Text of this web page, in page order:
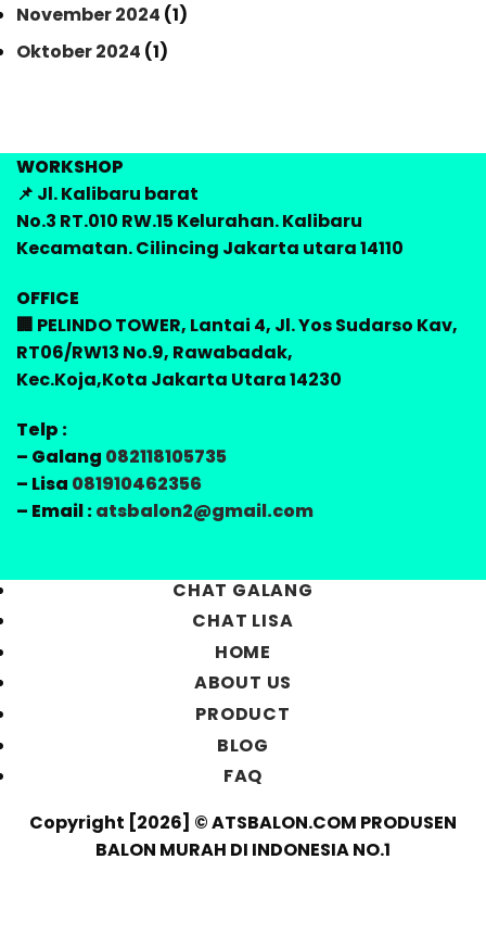
November 2024 (1)
Oktober 2024 (1)
WORKSHOP
📌 Jl. Kalibaru barat
No.3 RT.010 RW.15 Kelurahan. Kalibaru
Kecamatan. Cilincing Jakarta utara 14110
OFFICE
🏢 PELINDO TOWER, Lantai 4, Jl. Yos Sudarso Kav,
RT06/RW13 No.9, Rawabadak,
Kec.Koja,Kota Jakarta Utara 14230
Telp :
– Galang 082118105735
– Lisa 081910462356
– Email :atsbalon2@gmail.com
CHAT GALANG
CHAT LISA
HOME
ABOUT US
PRODUCT
BLOG
FAQ
Copyright [2026] © ATSBALON.COM PRODUSEN
BALON MURAH DI INDONESIA NO.1